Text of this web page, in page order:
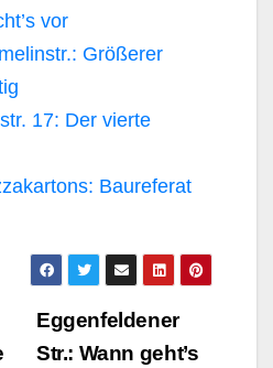
vor
Größerer
17: Der vierte
Baureferat
Eggenfeldener
Str.: Wann geht’s